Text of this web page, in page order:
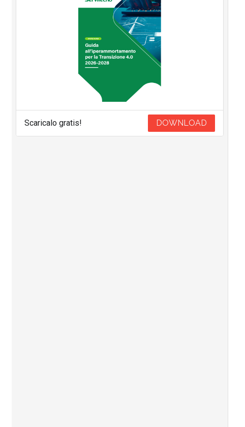
Scaricalo gratis! DOWNLOAD